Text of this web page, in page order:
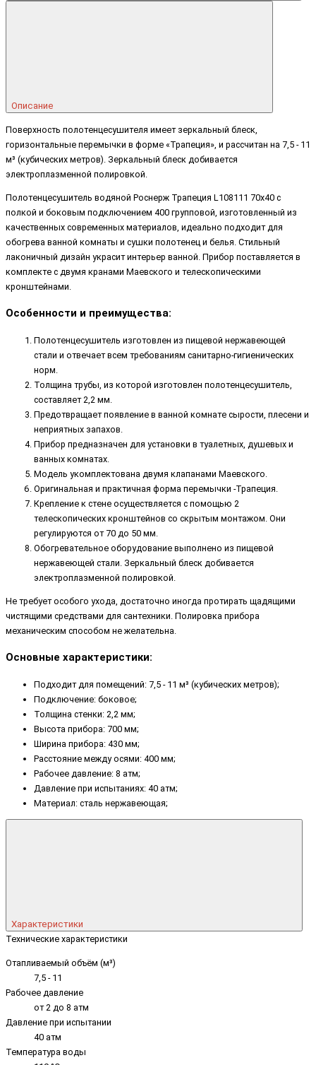
Описание
Поверхность полотенцесушителя имеет зеркальный блеск,
горизонтальные перемычки в форме «Трапеция», и рассчитан на 7,5 - 11
м³ (кубических метров). Зеркальный блеск добивается
электроплазменной полировкой.
Полотенцесушитель водяной Роснерж Трапеция L108111 70x40 с
полкой и боковым подключением 400 групповой, изготовленный из
качественных современных материалов, идеально подходит для
обогрева ванной комнаты и сушки полотенец и белья. Стильный
лаконичный дизайн украсит интерьер ванной. Прибор поставляется в
комплекте с двумя кранами Маевского и телескопическими
кронштейнами.
Особенности и преимущества:
Полотенцесушитель изготовлен из пищевой нержавеющей
стали и отвечает всем требованиям санитарно-гигиенических
норм.
Толщина трубы, из которой изготовлен полотенцесушитель,
составляет 2,2 мм.
Предотвращает появление в ванной комнате сырости, плесени и
неприятных запахов.
Прибор предназначен для установки в туалетных, душевых и
ванных комнатах.
Модель укомплектована двумя клапанами Маевского.
Оригинальная и практичная форма перемычки -Трапеция.
Крепление к стене осуществляется с помощью 2
телескопических кронштейнов со скрытым монтажом. Они
регулируются от 70 до 50 мм.
Обогревательное оборудование выполнено из пищевой
нержавеющей стали. Зеркальный блеск добивается
электроплазменной полировкой.
Не требует особого ухода, достаточно иногда протирать щадящими
чистящими средствами для сантехники. Полировка прибора
механическим способом не желательна.
Основные характеристики:
Подходит для помещений: 7,5 - 11 м³ (кубических метров);
Подключение: боковое;
Толщина стенки: 2,2 мм;
Высота прибора: 700 мм;
Ширина прибора: 430 мм;
Расстояние между осями: 400 мм;
Рабочее давление: 8 атм;
Давление при испытаниях: 40 атм;
Материал: сталь нержавеющая;
Характеристики
Технические характеристики
Отапливаемый объём (м³)
7,5 - 11
Рабочее давление
от 2 до 8 атм
Давление при испытании
40 атм
Температура воды